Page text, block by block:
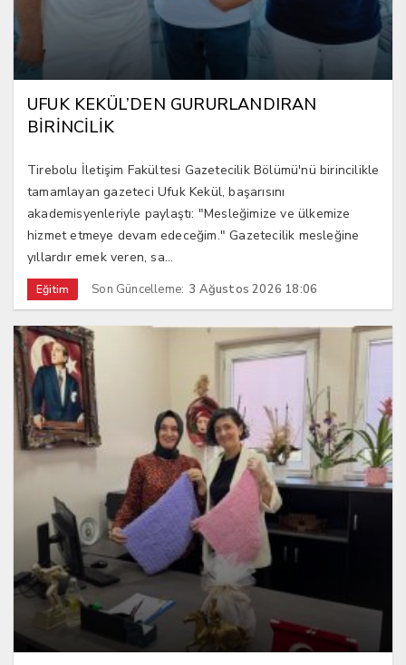
UFUK KEKÜL’DEN GURURLANDIRAN
BİRİNCİLİK
Tirebolu İletişim Fakültesi Gazetecilik Bölümü'nü birincilikle
tamamlayan gazeteci Ufuk Kekül, başarısını
akademisyenleriyle paylaştı: "Mesleğimize ve ülkemize
hizmet etmeye devam edeceğim." Gazetecilik mesleğine
yıllardır emek veren, sa...
Eğitim Son Güncelleme: 3 Ağustos 2026 18:06